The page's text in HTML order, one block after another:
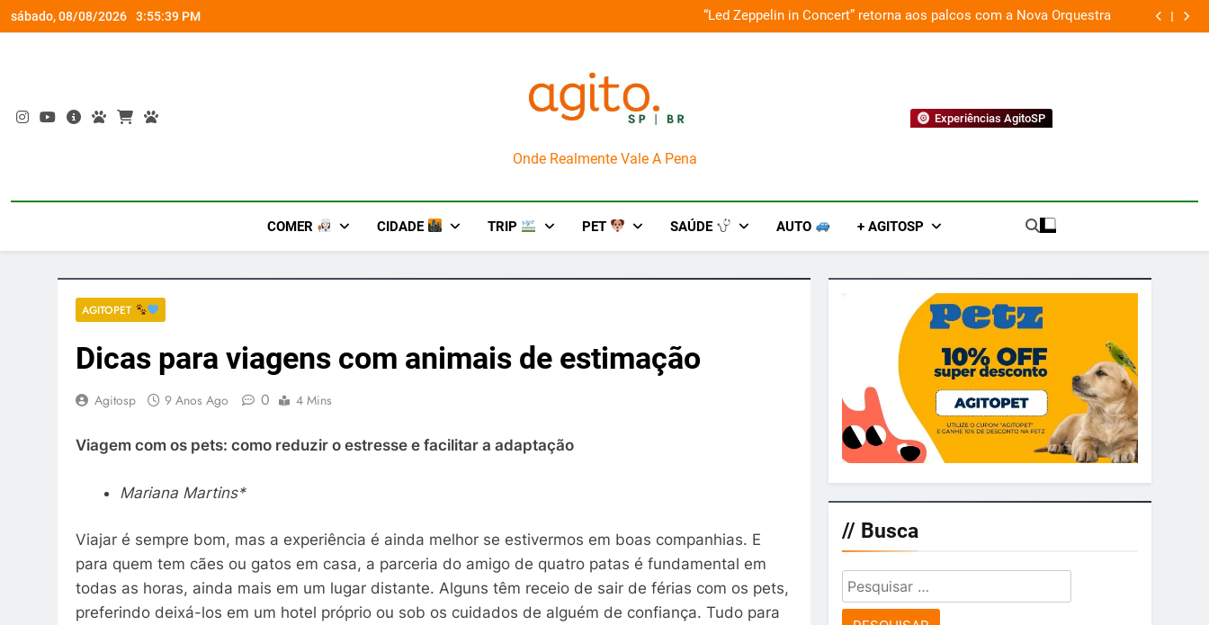
Skip
to
sábado, 08/08/2026 3:55:40 PM
ao diabetes “Led Zeppelin in Concert” retorna aos palcos com a Nova Orquestra Cobasi
AgitoSP
Onde Realmente Vale A Pena
Experiências AgitoSP
COMER CIDADE TRIP PET SAÚDE AUTO + AGITOSP
AGITOPET
Dicas para viagens com animais de estimação
Agitosp 9 Anos Ago 0 4 Mins
Viagem com os pets: como reduzir o estresse e facilitar a adaptação
Mariana Martins*
Viajar é sempre bom, mas a experiência é ainda melhor se estivermos em boas companhias. E
para quem tem cães ou gatos em casa, a parceria do amigo de quatro patas é fundamental em
todas as horas, ainda mais em um lugar distante. Alguns têm receio de sair de férias com os pets,
preferindo deixá-los em um hotel próprio ou sob os cuidados de alguém de confiança. Tudo para
// Busca
Pesquisar
por: